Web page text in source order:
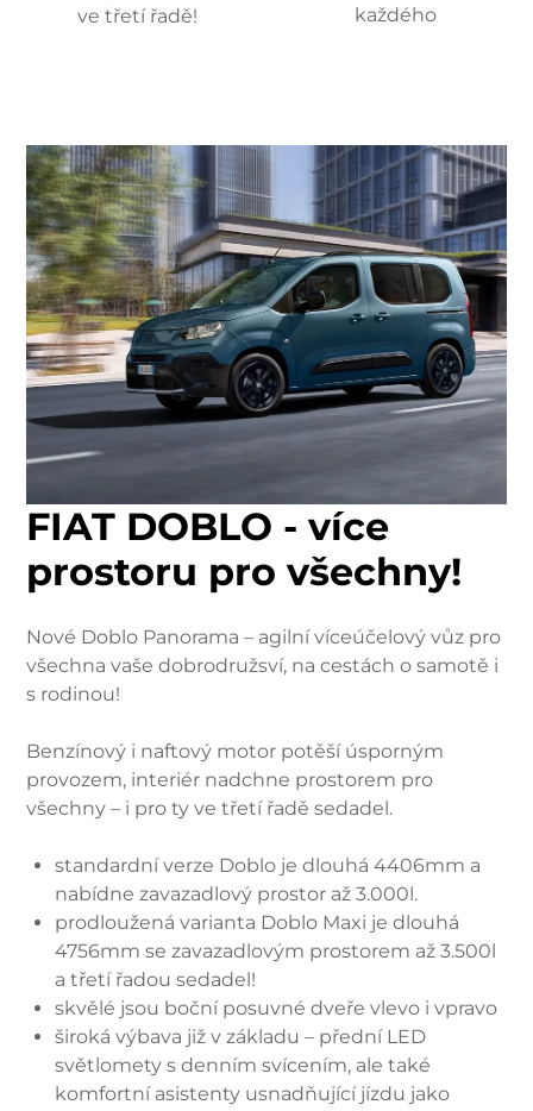
ve třetí řadě!
každého
FIAT DOBLO - více
prostoru pro všechny!
Nové Doblo Panorama – agilní víceúčelový vůz pro
všechna vaše dobrodružsví, na cestách o samotě i
s rodinou!
Benzínový i naftový motor potěší úsporným
provozem, interiér nadchne prostorem pro
všechny – i pro ty ve třetí řadě sedadel.
standardní verze Doblo je dlouhá 4406mm a
nabídne zavazadlový prostor až 3.000l.
prodloužená varianta Doblo Maxi je dlouhá
4756mm se zavazadlovým prostorem až 3.500l
a třetí řadou sedadel!
skvělé jsou boční posuvné dveře vlevo i vpravo
široká výbava již v základu – přední LED
světlomety s denním svícením, ale také
komfortní asistenty usnadňující jízdu jako